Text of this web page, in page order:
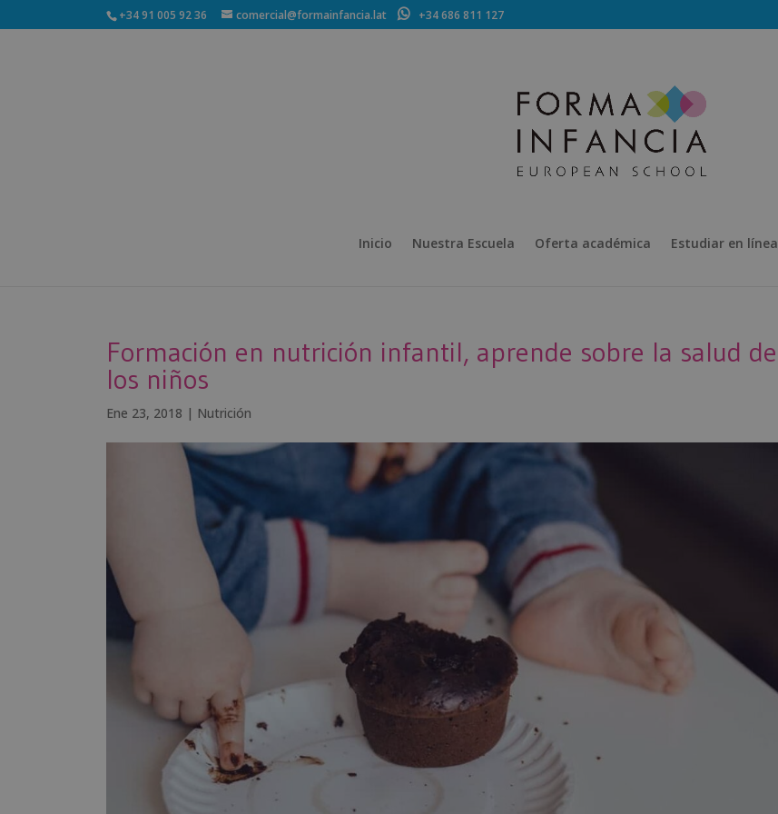
+34 91 005 92 36 comercial@formainfancia.lat +34 686 811 127
Inicio Nuestra Escuela Oferta académica Estudiar en línea
Formación en nutrición infantil, aprende sobre la salud de
los niños
Ene 23, 2018 | Nutrición